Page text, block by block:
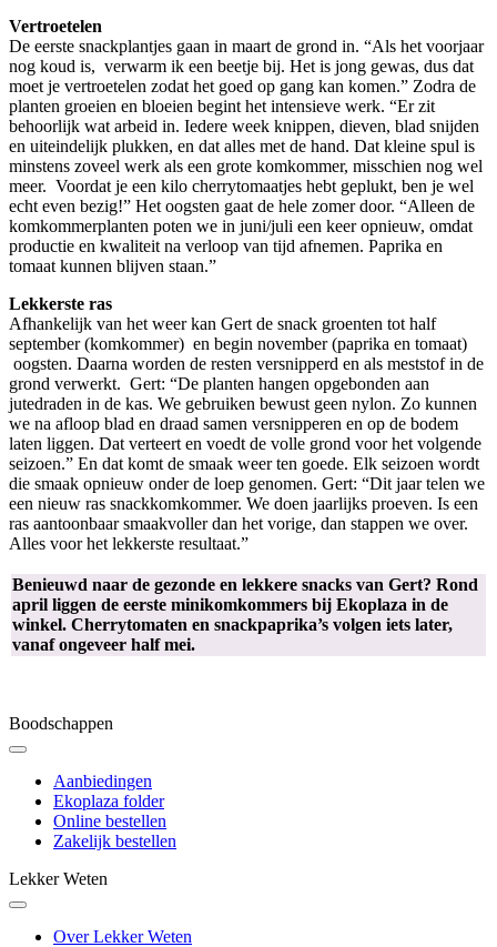
Vertroetelen
De eerste snackplantjes gaan in maart de grond in. “Als het voorjaar
nog koud is, verwarm ik een beetje bij. Het is jong gewas, dus dat
moet je vertroetelen zodat het goed op gang kan komen.” Zodra de
planten groeien en bloeien begint het intensieve werk. “Er zit
behoorlijk wat arbeid in. Iedere week knippen, dieven, blad snijden
en uiteindelijk plukken, en dat alles met de hand. Dat kleine spul is
minstens zoveel werk als een grote komkommer, misschien nog wel
meer. Voordat je een kilo cherrytomaatjes hebt geplukt, ben je wel
echt even bezig!” Het oogsten gaat de hele zomer door. “Alleen de
komkommerplanten poten we in juni/juli een keer opnieuw, omdat
productie en kwaliteit na verloop van tijd afnemen. Paprika en
tomaat kunnen blijven staan.”
Lekkerste ras
Afhankelijk van het weer kan Gert de snack groenten tot half
september (komkommer) en begin november (paprika en tomaat)
oogsten. Daarna worden de resten versnipperd en als meststof in de
grond verwerkt. Gert: “De planten hangen opgebonden aan
jutedraden in de kas. We gebruiken bewust geen nylon. Zo kunnen
we na afloop blad en draad samen versnipperen en op de bodem
laten liggen. Dat verteert en voedt de volle grond voor het volgende
seizoen.” En dat komt de smaak weer ten goede. Elk seizoen wordt
die smaak opnieuw onder de loep genomen. Gert: “Dit jaar telen we
een nieuw ras snackkomkommer. We doen jaarlijks proeven. Is een
ras aantoonbaar smaakvoller dan het vorige, dan stappen we over.
Alles voor het lekkerste resultaat.”
Benieuwd naar de gezonde en lekkere snacks van Gert? Rond
april liggen de eerste minikomkommers bij Ekoplaza in de
winkel. Cherrytomaten en snackpaprika’s volgen iets later,
vanaf ongeveer half mei.
Boodschappen
Aanbiedingen
Ekoplaza folder
Online bestellen
Zakelijk bestellen
Lekker Weten
Over Lekker Weten